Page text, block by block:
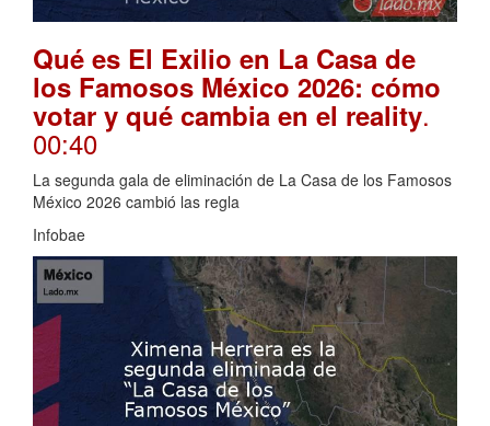
Qué es El Exilio en La Casa de
los Famosos México 2026: cómo
votar y qué cambia en el reality.
00:40
La segunda gala de eliminación de La Casa de los Famosos
México 2026 cambió las regla
Infobae